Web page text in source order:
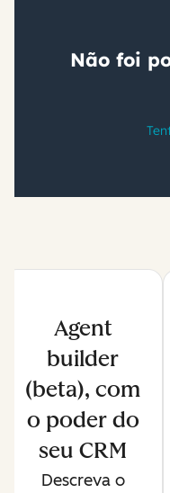
Agent
builder
(beta), com
o poder do
seu CRM
Descreva o